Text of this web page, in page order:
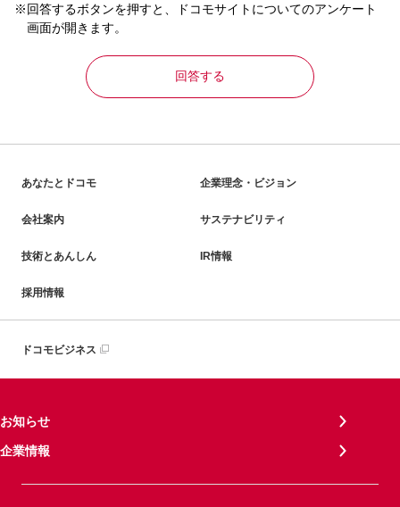
※回答するボタンを押すと、ドコモサイトについてのアンケート
画面が開きます。
回答する
あなたとドコモ 企業理念・ビジョン
会社案内 サステナビリティ
技術とあんしん IR情報
採用情報
ドコモビジネス
お知らせ
企業情報